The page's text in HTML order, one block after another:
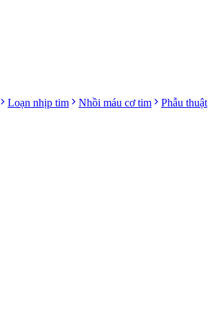
Loạn nhịp tim Nhồi máu cơ tim
Phẫu thuật